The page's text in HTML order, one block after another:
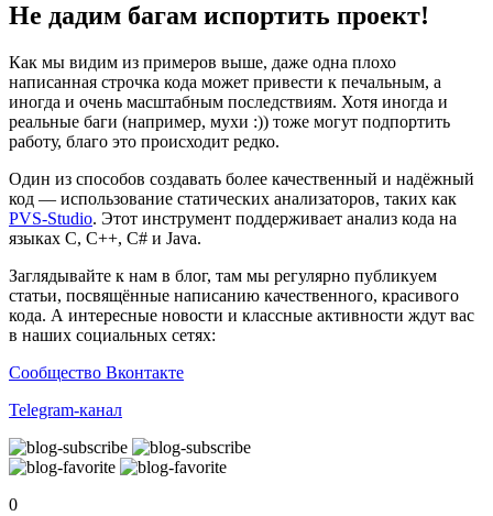
Не дадим багам испортить проект!
Как мы видим из примеров выше, даже одна плохо
написанная строчка кода может привести к печальным, а
иногда и очень масштабным последствиям. Хотя иногда и
реальные баги (например, мухи :)) тоже могут подпортить
работу, благо это происходит редко.
Один из способов создавать более качественный и надёжный
код — использование статических анализаторов, таких как
PVS-Studio. Этот инструмент поддерживает анализ кода на
языках C, C++, C# и Java.
Заглядывайте к нам в блог, там мы регулярно публикуем
статьи, посвящённые написанию качественного, красивого
кода. А интересные новости и классные активности ждут вас
в наших социальных сетях:
Сообщество Вконтакте
Telegram-канал
0